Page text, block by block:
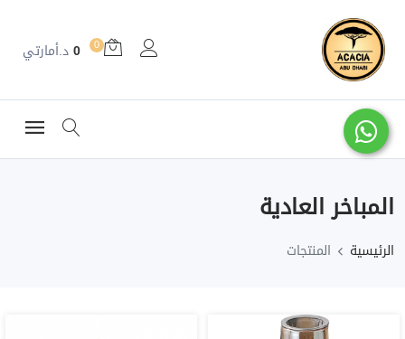
0
0د.أمارتي
المباخر العادية
الرئيسية المنتجات